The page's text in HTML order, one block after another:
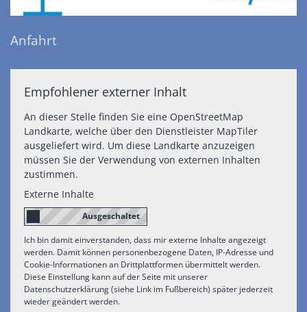
Anfahrt
Empfohlener externer Inhalt
An dieser Stelle finden Sie eine OpenStreetMap
Landkarte, welche über den Dienstleister MapTiler
ausgeliefert wird. Um diese Landkarte anzuzeigen
müssen Sie der Verwendung von externen Inhalten
zustimmen.
Externe Inhalte
Ich bin damit einverstanden, dass mir externe Inhalte angezeigt
werden. Damit können personenbezogene Daten, IP-Adresse und
Cookie-Informationen an Drittplattformen übermittelt werden.
Diese Einstellung kann auf der Seite mit unserer
Datenschutzerklärung (siehe Link im Fußbereich) später jederzeit
wieder geändert werden.